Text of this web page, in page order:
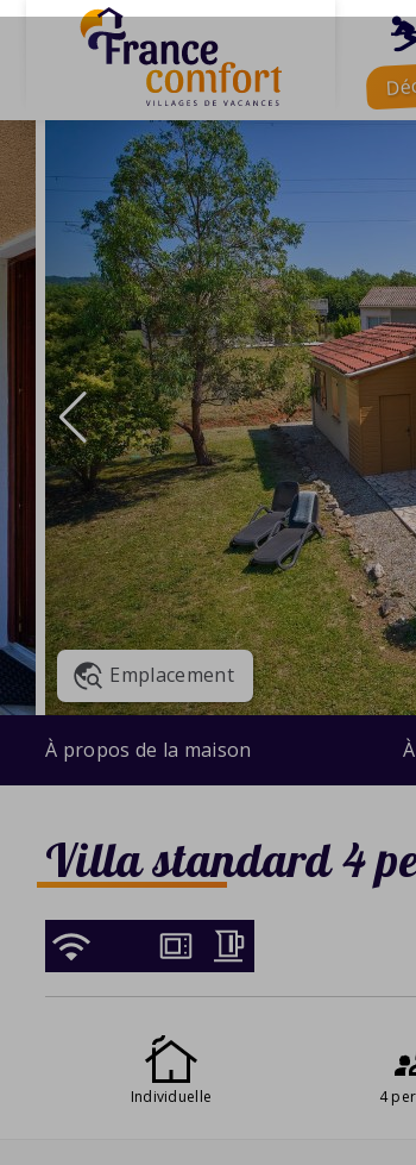
Emplacement
À propos de la maison
Villa standard 4
Individuelle 4